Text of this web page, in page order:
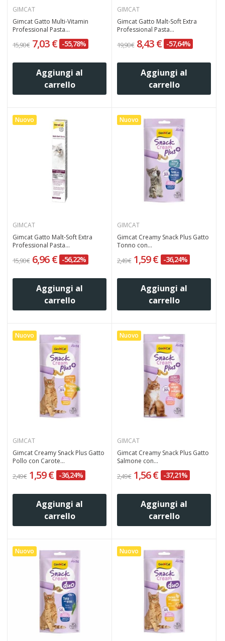
GIMCAT
Gimcat Gatto Multi-Vitamin
Professional Pasta...
15,90 € 7,03 € -55,78%
Aggiungi al
carrello
GIMCAT
Gimcat Gatto Malt-Soft Extra
Professional Pasta...
19,90 € 8,43 € -57,64%
Aggiungi al
carrello
Nuovo
GIMCAT
Gimcat Gatto Malt-Soft Extra
Professional Pasta...
15,90 € 6,96 € -56,22%
Aggiungi al
carrello
Nuovo
GIMCAT
Gimcat Creamy Snack Plus Gatto
Tonno con...
2,49 € 1,59 € -36,24%
Aggiungi al
carrello
Nuovo
GIMCAT
Gimcat Creamy Snack Plus Gatto
Pollo con Carote...
2,49 € 1,59 € -36,24%
Aggiungi al
carrello
Nuovo
GIMCAT
Gimcat Creamy Snack Plus Gatto
Salmone con...
2,49 € 1,56 € -37,21%
Aggiungi al
carrello
Nuovo Nuovo